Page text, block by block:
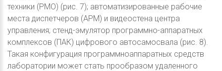
техники (РМО) (рис. 7); автоматизированные рабочие
места диспетчеров (АРМ) и видеостена центра
управления; стенд-эмулятор программно-аппаратных
комплексов (ПАК) цифрового автосамосвала (рис. 8).
Такая конфигурация программноаппаратных средств
лаборатории может стать прообразом удаленного